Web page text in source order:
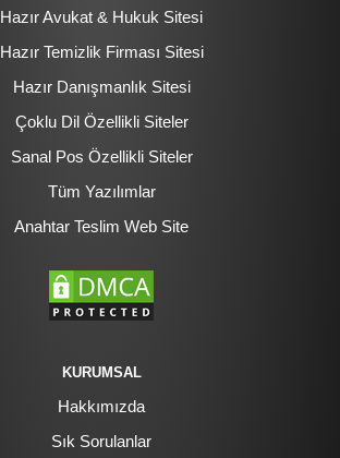
Hazır Avukat & Hukuk Sitesi
Hazır Temizlik Firması Sitesi
Hazır Danışmanlık Sitesi
Çoklu Dil Özellikli Siteler
Sanal Pos Özellikli Siteler
Tüm Yazılımlar
Anahtar Teslim Web Site
KURUMSAL
Hakkımızda
Sık Sorulanlar